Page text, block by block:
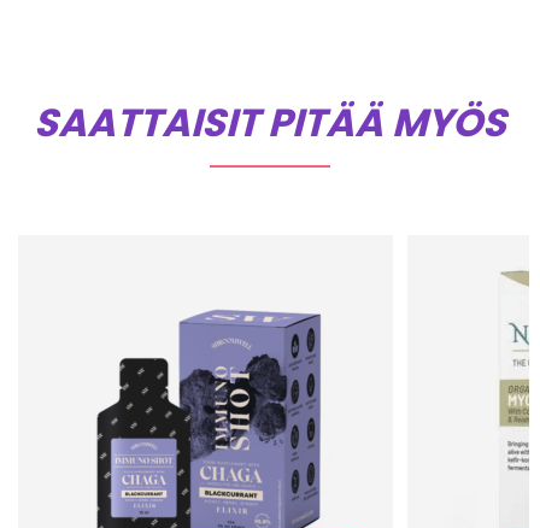
SAATTAISIT PITÄÄ MYÖS